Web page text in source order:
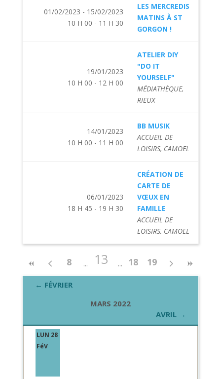
01/02/2023 - 15/02/2023
10 H 00 - 11 H 30
LES MERCREDIS
MATINS À ST
GORGON !
19/01/2023
10 H 00 - 12 H 00
ATELIER DIY
"DO IT
YOURSELF"
MÉDIATHÈQUE,
RIEUX
14/01/2023
10 H 00 - 11 H 00
BB MUSIK
ACCUEIL DE
LOISIRS, CAMOEL
06/01/2023
18 H 45 - 19 H 30
CRÉATION DE
CARTE DE
VŒUX EN
FAMILLE
ACCUEIL DE
LOISIRS, CAMOEL
8 13 18 19
← FÉVRIER
MARS 2022
AVRIL →
LUN 28
FéV